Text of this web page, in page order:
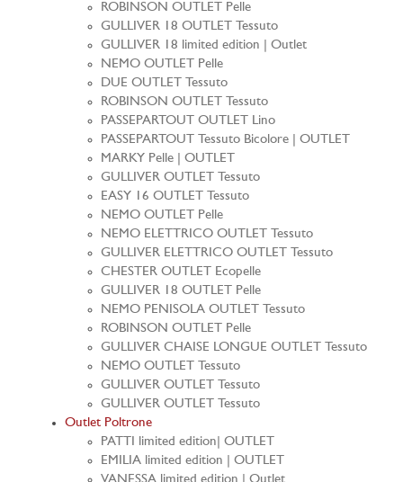
ROBINSON OUTLET Pelle
GULLIVER 18 OUTLET Tessuto
GULLIVER 18 limited edition | Outlet
NEMO OUTLET Pelle
DUE OUTLET Tessuto
ROBINSON OUTLET Tessuto
PASSEPARTOUT OUTLET Lino
PASSEPARTOUT Tessuto Bicolore | OUTLET
MARKY Pelle | OUTLET
GULLIVER OUTLET Tessuto
EASY 16 OUTLET Tessuto
NEMO OUTLET Pelle
NEMO ELETTRICO OUTLET Tessuto
GULLIVER ELETTRICO OUTLET Tessuto
CHESTER OUTLET Ecopelle
GULLIVER 18 OUTLET Pelle
NEMO PENISOLA OUTLET Tessuto
ROBINSON OUTLET Pelle
GULLIVER CHAISE LONGUE OUTLET Tessuto
NEMO OUTLET Tessuto
GULLIVER OUTLET Tessuto
GULLIVER OUTLET Tessuto
Outlet Poltrone
PATTI limited edition| OUTLET
EMILIA limited edition | OUTLET